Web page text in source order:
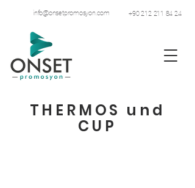
+90 212 211 84 24
info@onsetpromosyon.com
THERMOS und
CUP